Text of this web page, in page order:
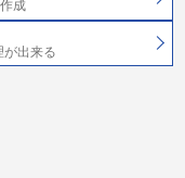
成
が出来る